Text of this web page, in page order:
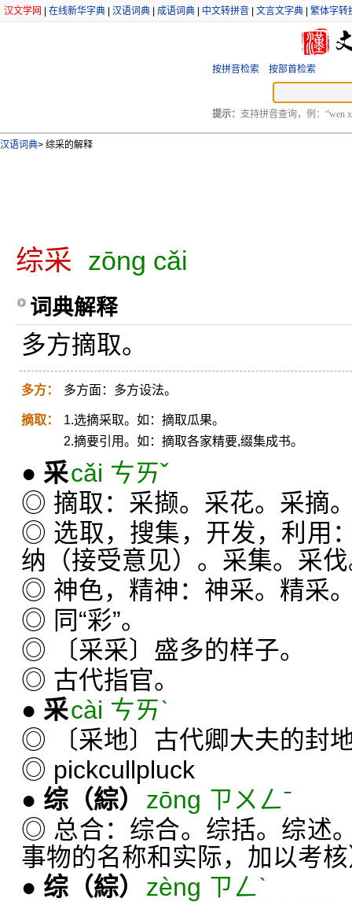
汉文学网 在线新华字典 汉语词典 成语词典 中文转拼音 文言文字典 繁体字转
按拼音检索 按部首检索
提示： 支持拼音查询，例：“wen
汉语词典> 综采的解释
综采 zōng cǎi
词典解释
多方摘取。
多方： 多方面：多方设法。
摘取：
1.选摘采取。如：摘取瓜果。
2.摘要引用。如：摘取各家精要,缀集成书。
● 采cǎi ㄘㄞˇ
◎ 摘取：采撷。采花。采摘
◎ 选取，搜集，开发，利用
纳（接受意见）。采集。采
◎ 神色，精神：神采。精采
◎ 同“彩”。
◎ 〔采采〕盛多的样子。
◎ 古代指官。
● 采cài ㄘㄞˋ
◎ 〔采地〕古代卿大夫的封
◎ pickcullpluck
● 综 （綜）
zōng ㄗㄨㄥˉ
◎ 总合：综合。综括。综述
事物的名称和实际，加以考
● 综 （綜）
zèng ㄗㄥˋ